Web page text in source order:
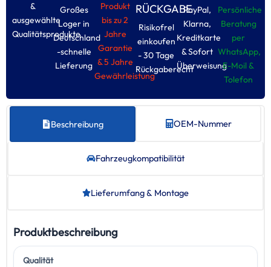
&
ausgewählte
Qualitätsprodukte
Großes
Loger in
Deutschland
-schnelle
Lieferung
Produkt
bis zu 2
Jahre
Garantie
& 5 Jahre
Gewährleistung
RÜCKGABE
Risikofrel
einkoufen
- 30 Tage
Rückgaberecht
PayPal,
Klarna,
Kreditkarte
& Sofort
Überweisung
Persönliche
Beratung
per
WhatsApp,
E-Moil &
Tolefon
Beschreibung OEM-Nummer
Fahrzeug­kompatibilität
Lieferumfang & Montage
Produktbeschreibung
Qualität